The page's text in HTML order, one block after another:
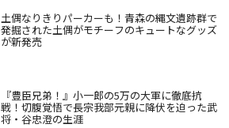
土偶なりきりパーカーも！青森の縄文遺跡群で
発掘された土偶がモチーフのキュートなグッズ
が新発売
『豊臣兄弟！』小一郎の5万の大軍に徹底抗
戦！切腹覚悟で長宗我部元親に降伏を迫った武
将・谷忠澄の生涯